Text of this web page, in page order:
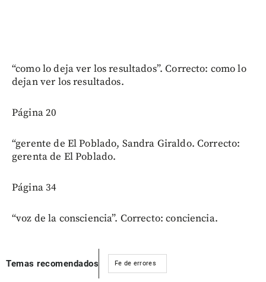
“como lo deja ver los resultados”. Correcto: como lo
dejan ver los resultados.
Página 20
“gerente de El Poblado, Sandra Giraldo. Correcto:
gerenta de El Poblado.
Página 34
“voz de la consciencia”. Correcto: conciencia.
Temas recomendados Fe de errores